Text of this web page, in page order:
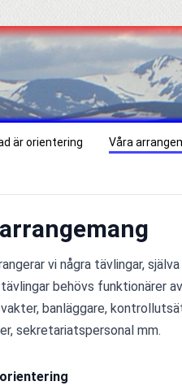
är orientering Våra
vi några tävlingar,
behövs funktionärer
banläggare,
sekretariatspersonal mm.